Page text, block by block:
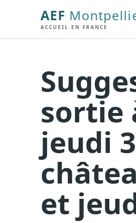
AEF
ACCUEIL EN FRANCE
sortie
jeudi
et